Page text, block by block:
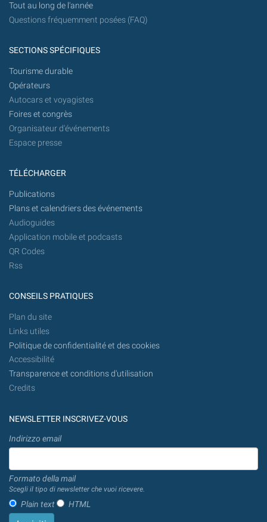
Tout au long de l'année
Questions fréquemment posées (FAQ)
SECTIONS SPÉCIFIQUES
Tourisme durable
Opérateurs
Autocars et voyagistes
Foires et congrès
Organisateur d'événements
Espace presse
TÉLÉCHARGER
Publications
Plans et calendriers des événements
Audioguides
Application mobile et podcasts
QR Codes
Rss
CONSEILS PRATIQUES
Plan du site
Links utiles
Politique de confidentialité et des cookies
Accessibilité
Transparence et conditions d'utilisation
Credits
NEWSLETTER INSCRIVEZ-VOUS
Indirizzo email
Formato della mail
Scegli il tipo di newsletter che vuoi ricevere.
Plain text HTML